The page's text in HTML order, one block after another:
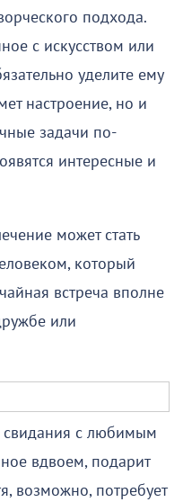
подхода.
с искусством или
уделите ему
настроение, но и
задачи по-
интересные и
может стать
который
встреча вполне
или
свидания с любимым
вдвоем, подарит
возможно, потребует